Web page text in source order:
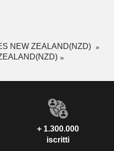
NEW ZEALAND(NZD)
+ 1.300.000
iscritti